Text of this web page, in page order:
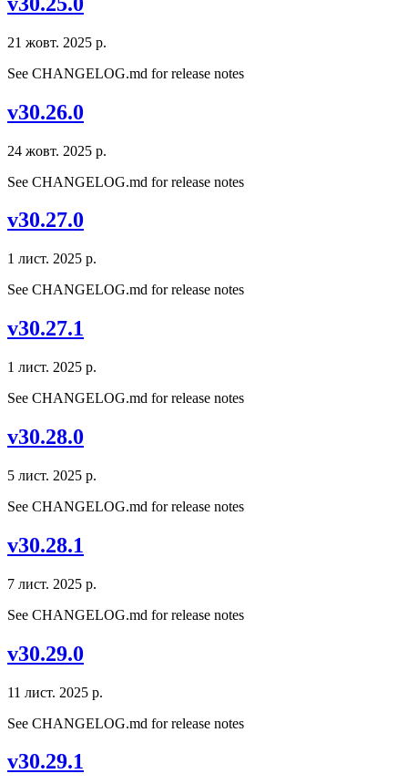
21 жовт. 2025 р.
See CHANGELOG.md for release notes
v30.26.0
24 жовт. 2025 р.
See CHANGELOG.md for release notes
v30.27.0
1 лист. 2025 р.
See CHANGELOG.md for release notes
v30.27.1
1 лист. 2025 р.
See CHANGELOG.md for release notes
v30.28.0
5 лист. 2025 р.
See CHANGELOG.md for release notes
v30.28.1
7 лист. 2025 р.
See CHANGELOG.md for release notes
v30.29.0
11 лист. 2025 р.
See CHANGELOG.md for release notes
v30.29.1